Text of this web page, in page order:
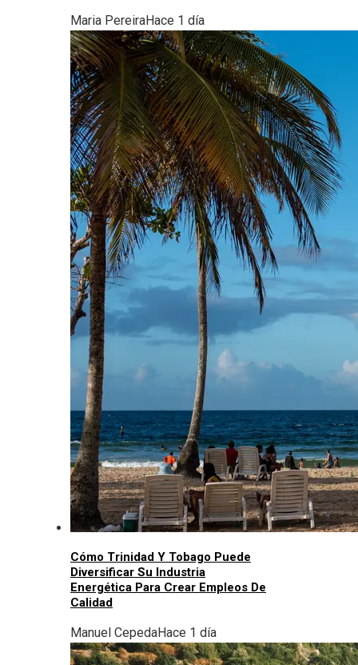
Maria PereiraHace 1 día
Cómo Trinidad Y Tobago Puede
Diversificar Su Industria
Energética Para Crear Empleos De
Calidad
Manuel CepedaHace 1 día